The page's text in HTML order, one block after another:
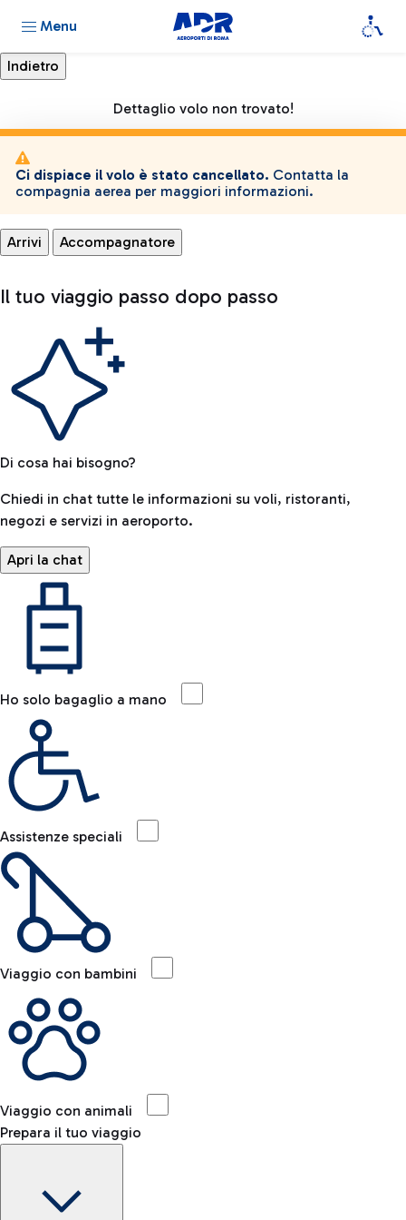
Menu
Dettaglio volo non trovato!
Ci dispiace il volo è stato cancellato. Contatta la
compagnia aerea per maggiori informazioni.
Arrivi Accompagnatore
Il tuo viaggio passo dopo passo
Di cosa hai bisogno?
Chiedi in chat tutte le informazioni su voli, ristoranti,
negozi e servizi in aeroporto.
Apri la chat
Ho solo bagaglio a mano
Assistenze speciali
Viaggio con bambini
Viaggio con animali
Prepara il tuo viaggio